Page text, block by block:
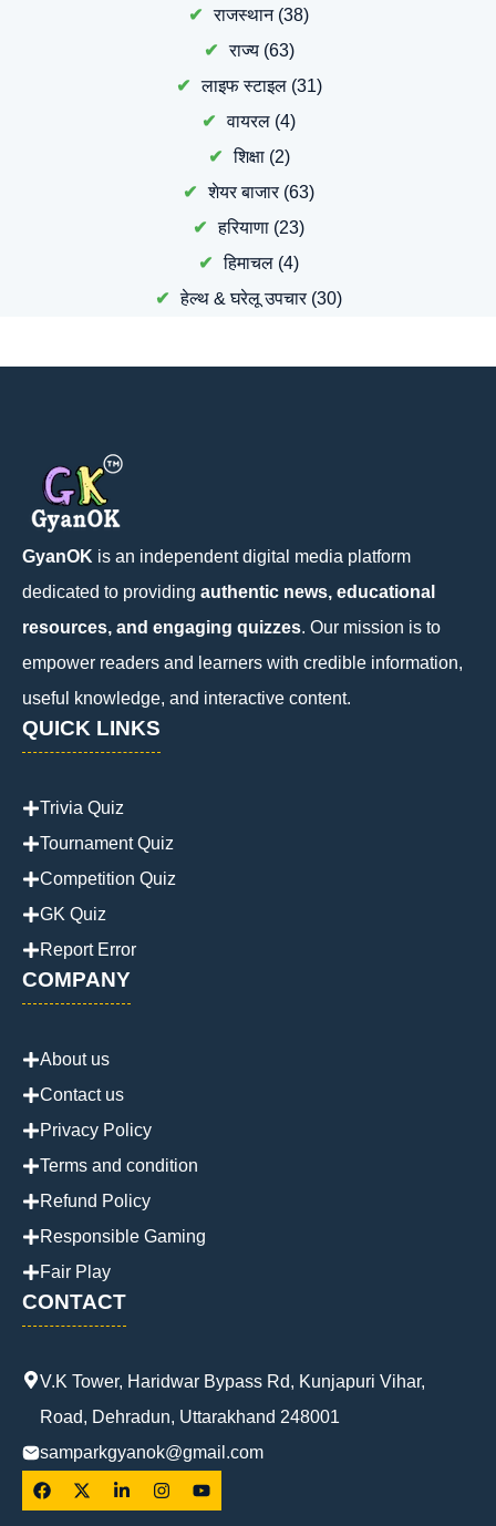
राजस्थान(38)
राज्य(63)
लाइफ स्टाइल(31)
वायरल (4)
शिक्षा(2)
शेयर बाजार(63)
हरियाणा (23)
हिमाचल (4)
हेल्थ & घरेलू उपचार(30)
GyanOK is an independent digital media platform
dedicated to providing authentic news, educational
resources, and engaging quizzes. Our mission is to
empower readers and learners with credible information,
useful knowledge, and interactive content.
QUICK LINKS
Trivia Quiz
Tournament Quiz
Competition Quiz
GK Quiz
Report Error
COMPANY
About us
Contact us
Privacy Policy
Terms and condition
Refund Policy
Responsible Gaming
Fair Play
CONTACT
V.K Tower, Haridwar Bypass Rd, Kunjapuri Vihar,
Road, Dehradun, Uttarakhand 248001
samparkgyanok@gmail.com